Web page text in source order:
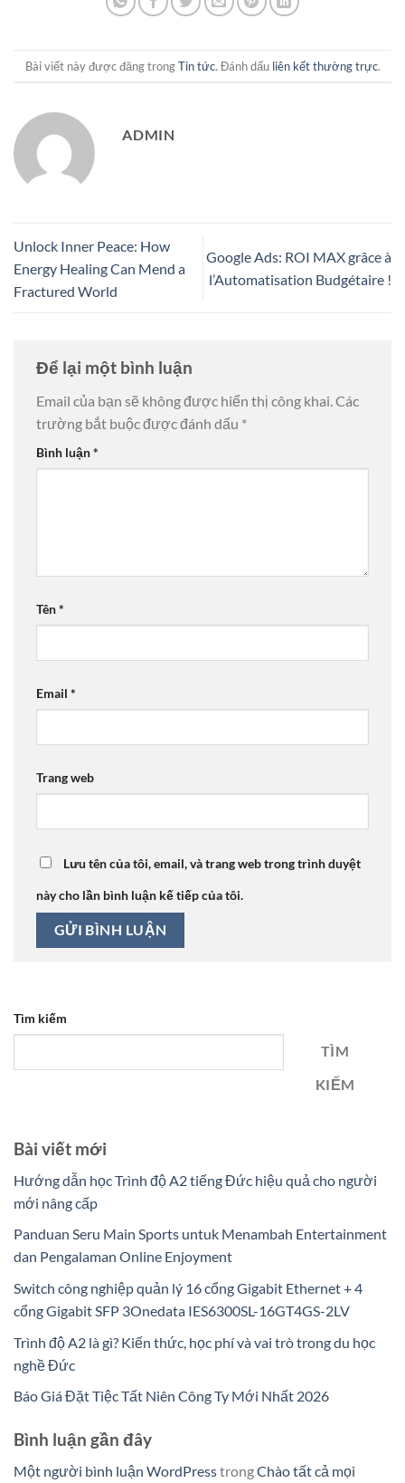
Bài viết này được đăng trongTin tức. Đánh dấu liên kết thường trực.
ADMIN
Unlock Inner Peace: How
Energy Healing Can Mend a
Fractured World
Google Ads: ROI MAX grâce à
l’Automatisation Budgétaire !
Để lại một bình luận
Email của bạn sẽ không được hiển thị công khai.Các
trường bắt buộc được đánh dấu *
Bình luận*
Tên*
Email *
Trang web
Lưu tên của tôi, email, và trang web trong trình duyệt
này cho lần bình luận kế tiếp của tôi.
Tìm kiếm
TÌM
KIẾM
Bài viết mới
Hướng dẫn học Trình độ A2 tiếng Đức hiệu quả cho người
mới nâng cấp
Panduan Seru Main Sports untuk Menambah Entertainment
dan Pengalaman Online Enjoyment
Switch công nghiệp quản lý 16 cổng Gigabit Ethernet + 4
cổng Gigabit SFP 3Onedata IES6300SL-16GT4GS-2LV
Trình độ A2 là gì? Kiến thức, học phí và vai trò trong du học
nghề Đức
Báo Giá Đặt Tiệc Tất Niên Công Ty Mới Nhất 2026
Bình luận gần đây
Một người bình luận WordPresstrongChào tất cả mọi